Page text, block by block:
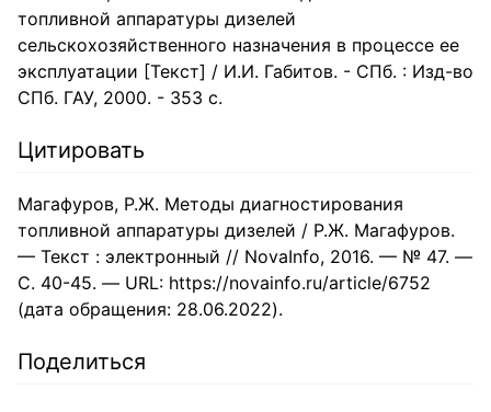
топливной аппаратуры дизелей
сельскохозяйственного назначения в процессе ее
эксплуатации [Текст] / И.И. Габитов. - СПб. : Изд-во
СПб. ГАУ, 2000. - 353 с.
Цитировать
Магафуров, Р.Ж. Методы диагностирования
топливной аппаратуры дизелей / Р.Ж. Магафуров.
— Текст : электронный // NovaInfo, 2016. — № 47. —
С. 40-45. — URL: https://novainfo.ru/article/6752
(дата обращения: 28.06.2022).
Поделиться